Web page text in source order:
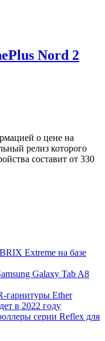
Nord 2
о цене на
релиз которого
составит от 330
Extreme на базе
Galaxy Tab A8
гарнитуры Ether
в 2022 году
серии Reflex для